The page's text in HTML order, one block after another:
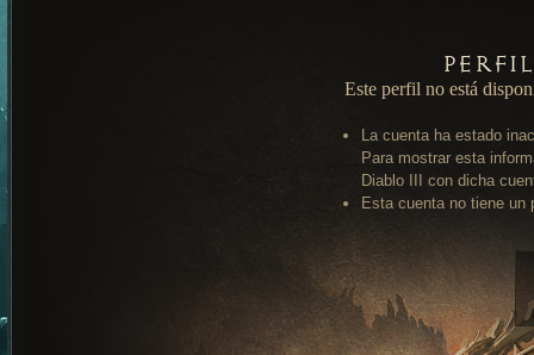
Este perfil no está
La cuenta ha estado
Para mostrar esta
Diablo III con dicha
Esta cuenta no tiene un